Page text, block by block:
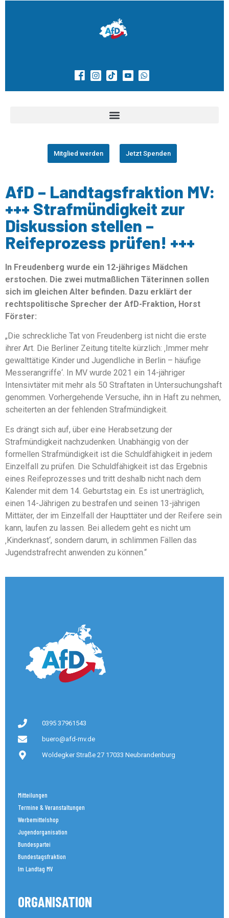
Mitglied werden Jetzt Spenden
AfD – Landtagsfraktion MV:
+++ Strafmündigkeit zur
Diskussion stellen –
Reifeprozess prüfen! +++
In Freudenberg wurde ein 12-jähriges Mädchen
erstochen. Die zwei mutmaßlichen Täterinnen sollen
sich im gleichen Alter befinden. Dazu erklärt der
rechtspolitische Sprecher der AfD-Fraktion, Horst
Förster:
„Die schreckliche Tat von Freudenberg ist nicht die erste
ihrer Art. Die Berliner Zeitung titelte kürzlich: ‚Immer mehr
gewalttätige Kinder und Jugendliche in Berlin – häufige
Messerangriffe‘. In MV wurde 2021 ein 14-jähriger
Intensivtäter mit mehr als 50 Straftaten in Untersuchungshaft
genommen. Vorhergehende Versuche, ihn in Haft zu nehmen,
scheiterten an der fehlenden Strafmündigkeit.
Es drängt sich auf, über eine Herabsetzung der
Strafmündigkeit nachzudenken. Unabhängig von der
formellen Strafmündigkeit ist die Schuldfähigkeit in jedem
Einzelfall zu prüfen. Die Schuldfähigkeit ist das Ergebnis
eines Reifeprozesses und tritt deshalb nicht nach dem
Kalender mit dem 14. Geburtstag ein. Es ist unerträglich,
einen 14-Jährigen zu bestrafen und seinen 13-jährigen
Mittäter, der im Einzelfall der Haupttäter und der Reifere sein
kann, laufen zu lassen. Bei alledem geht es nicht um
‚Kinderknast‘, sondern darum, in schlimmen Fällen das
Jugendstrafrecht anwenden zu können.“
0395 37961543
buero@afd-mv.de
Woldegker Straße 27 17033 Neubrandenburg
Mitteilungen
Termine & Veranstaltungen
Werbemittelshop
Jugendorganisation
Bundespartei
Bundestagsfraktion
Im Landtag MV
ORGANISATION